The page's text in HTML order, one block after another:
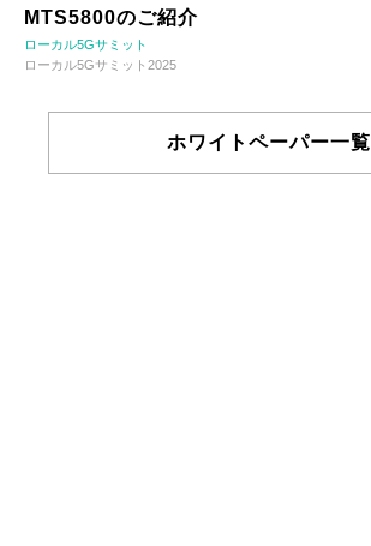
MTS5800のご紹介
ローカル5Gサミット
ローカル5Gサミット2025
ホワイトペーパー一覧